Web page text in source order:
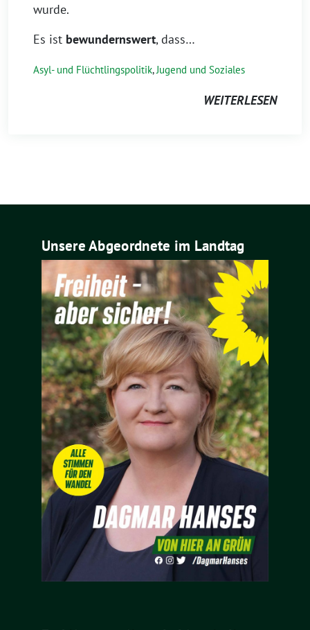
wurde.
Es ist bewundernswert, dass…
Asyl- und Flüchtlingspolitik,Jugend und Soziales
WEITERLESEN
Unsere Abgeordnete im Landtag